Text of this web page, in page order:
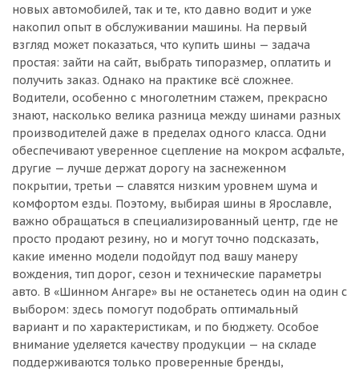
новых автомобилей, так и те, кто давно водит и уже
накопил опыт в обслуживании машины. На первый
взгляд может показаться, что купить шины — задача
простая: зайти на сайт, выбрать типоразмер, оплатить и
получить заказ. Однако на практике всё сложнее.
Водители, особенно с многолетним стажем, прекрасно
знают, насколько велика разница между шинами разных
производителей даже в пределах одного класса. Одни
обеспечивают уверенное сцепление на мокром асфальте,
другие — лучше держат дорогу на заснеженном
покрытии, третьи — славятся низким уровнем шума и
комфортом езды. Поэтому, выбирая шины в Ярославле,
важно обращаться в специализированный центр, где не
просто продают резину, но и могут точно подсказать,
какие именно модели подойдут под вашу манеру
вождения, тип дорог, сезон и технические параметры
авто. В «Шинном Ангаре» вы не останетесь один на один с
выбором: здесь помогут подобрать оптимальный
вариант и по характеристикам, и по бюджету. Особое
внимание уделяется качеству продукции — на складе
поддерживаются только проверенные бренды,